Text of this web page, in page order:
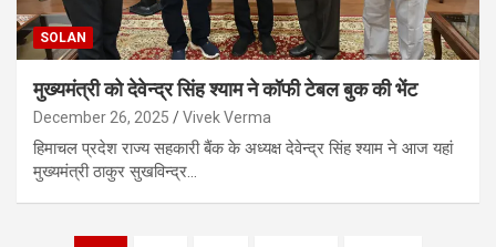
SOLAN
मुख्यमंत्री को देवेन्द्र सिंह श्याम ने कॉफी टेबल बुक की भेंट
December 26, 2025 Vivek Verma
हिमाचल प्रदेश राज्य सहकारी बैंक के अध्यक्ष देवेन्द्र सिंह श्याम ने आज यहां
मुख्यमंत्री ठाकुर सुखविन्द्र…